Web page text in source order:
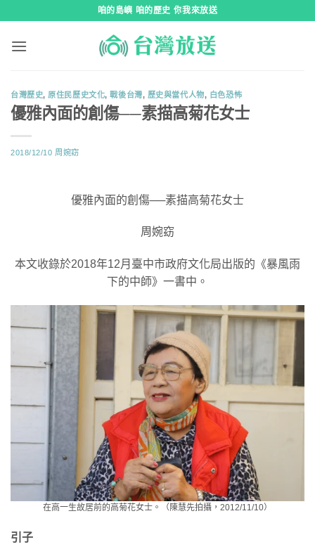
咱的島嶼 咱的歷史 你我來放送
台灣歷史, 原住民歷史文化,戰後台灣, 歷史與當代人物, 白色恐怖
優雅內面的創傷──素描高菊花女士
2018/12/10 周婉窈
優雅內面的創傷──素描高菊花女士
周婉窈
本文收錄於2018年12月臺中市政府文化局出版的《暴風雨
下的中師》一書中。
在高一生故居前的高菊花女士。（陳慧先拍攝，2012/11/10）
引子